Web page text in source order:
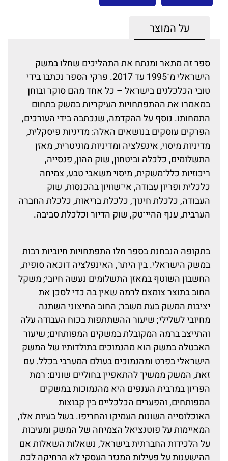
על המוצר
ספר זה מתאר ומנתח את התהליכים שחלו במשק
הישראלי מ־1995 עד 2017. פרקי הספר נכתבו בידי
טובי הכלכלנים בישראל – כל אחד מהם סוקר ובוחן
במאמרו את ההתפתחויות העיקריות במשק בתחום
התמחותו. נוסף על ההקדמה, שנכתבה בידי העורכים,
הפרקים עוסקים בנושאים האלה: מדיניות פיסקלית,
מדיניות מיסוי, אינפלציה ומדיניות מוניטרית, מאזן
התשלומים, כלכלה וביטחון, שוק ההון, פנסייה,
ריכוזיות כלל־משקית, מיסוי משאבי טבע, צמיחה
כלכלית ופריון עבודה, אי־שוויון בהכנסות, שוק
העבודה, כלכלת חינוך, כלכלת בריאות, כלכלת החברה
הערבית, ענף ההיי־טק, שוק הדיור וכלכלת סביבה.
בתקופה הנבחנת בספר חלו התפתחויות חיוביות רבות
במשק הישראלי. בין היתר, האינפלציה דוכאה סופית,
החשבון השוטף במאזן התשלומים נעשה חיובי; משקל
החוב בתוצר צומצם לרמה שאין בה כדי לסכן את
יציבות המשק בעת משבר; החוב החיצוני השתנה
מחיובי לשלילי; שיעור ההשתתפות בכוח העבודה עלה
והתייצב ברמה המקובלת במשקים המפותחים; שיעור
האבטלה במשק הוא מהנמוכים בתולדותיו של המשק
הישראלי בפרט ומהנמוכים בעולם המערבי בכלל. עם
זאת, המשק ממשיך להתאפיין בחוליים שונים: רמת
הפריון במרבית הענפים היא מהנמוכות במשקים
המפותחים, והפערים הכלכליים בין קבוצות
האוכלוסייה השונות העמיקו והחריפו. בשל בעיות אלו,
המאיימות על פוטנציאל הצמיחה של המשק ומעיבות
על הלכידות החברתית בישראל, נשאלות השאלות אם
ההישענות על פעילות המגזר העסקי לא הרחיקה לכת